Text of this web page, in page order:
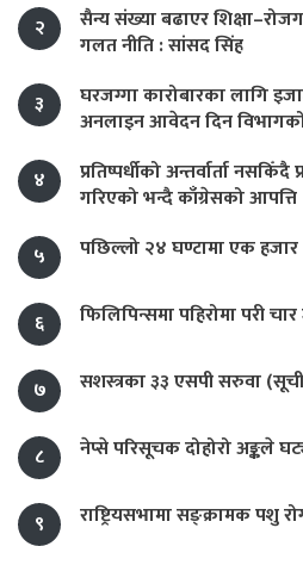
२
सैन्य संख्या बढाएर
गलत नीति : सांसद सिंह
३
घरजग्गा कारोबारका लागि
अनलाइन आवेदन दिन
४
प्रतिष्पर्धीको अन्तर्वार्ता
गरिएको भन्दै काँग्रेसको आपत्ति
५
पछिल्लो २४ घण्टामा एक हजार
६ फिलिपिन्समा पहिरोमा परी
७ सशस्त्रका ३३ एसपी सरुवा
८ नेप्से परिसूचक दोहोरो अङ्कले
९ राष्ट्रियसभामा सङ्क्रामक पशु